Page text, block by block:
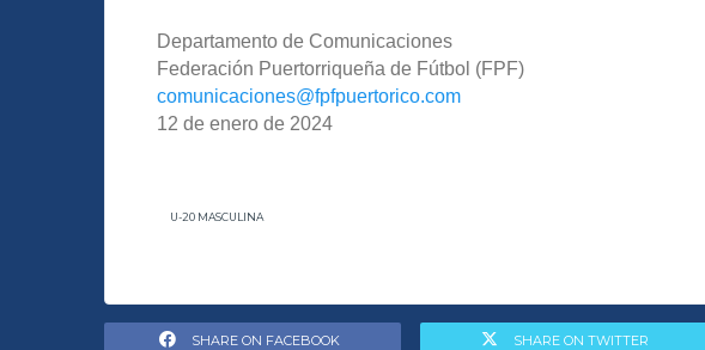
Departamento de Comunicaciones
Federación Puertorriqueña de Fútbol (FPF)
comunicaciones@fpfpuertorico.com
12 de enero de 2024
U-20 MASCULINA
SHARE ON FACEBOOK SHARE ON TWITTER